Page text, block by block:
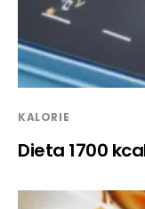
KALORIE
Dieta 1700